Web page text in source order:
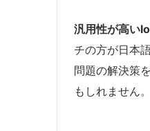
汎用性が高い
チの方が日本
問題の解決策
もしれません。